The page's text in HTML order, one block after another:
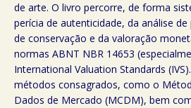
de arte. O livro percorre, de forma
perícia de autenticidade, da análise
de conservação e da valoração
normas ABNT NBR 14653
International Valuation Standards
métodos consagrados, como o
Dados de Mercado (MCDM), bem